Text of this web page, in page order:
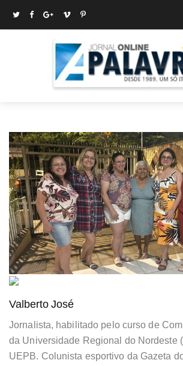
Valberto José
Jornalista, habilitado pelo curso de
da Universidade Regional do Nordeste
UEPB. Colunista esportivo da Gazeta